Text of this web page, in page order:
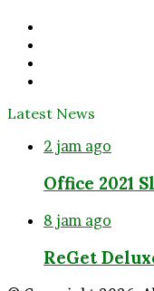
Latest News
2 jam ago
Office 2021
8 jam ago
ReGet